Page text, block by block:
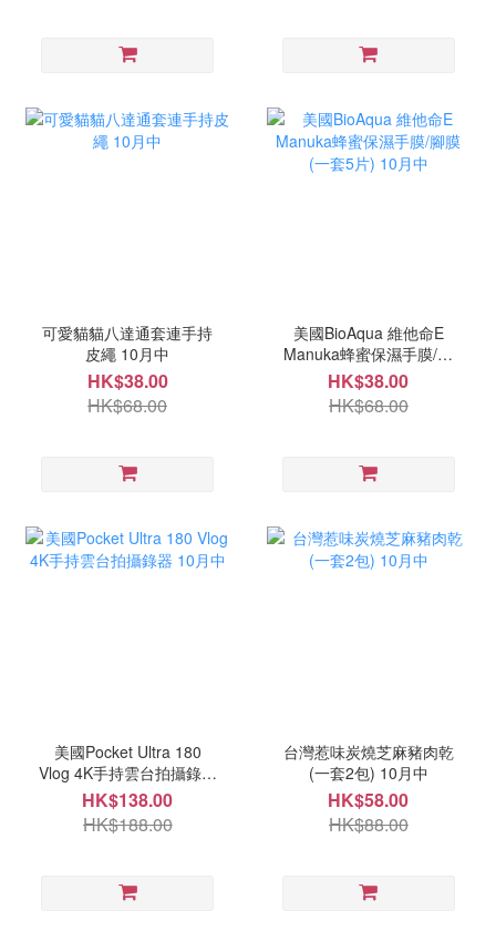
可愛貓貓八達通套連手持
皮繩 10月中
HK$38.00
HK$68.00
美國BioAqua 維他命E
Manuka蜂蜜保濕手膜/腳
膜(一套5片) 10月中
HK$38.00
HK$68.00
美國Pocket Ultra 180
Vlog 4K手持雲台拍攝錄器
10月中
HK$138.00
HK$188.00
台灣惹味炭燒芝麻豬肉乾
(一套2包) 10月中
HK$58.00
HK$88.00